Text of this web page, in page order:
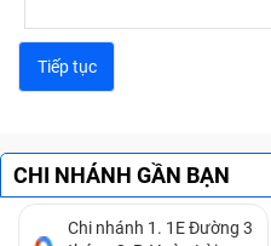
Laptop bị móp, méo gây
Những dấu hiệu
A540L (đã bao
thay vỏ
CHI NHÁNH GẦN BẠN
Chi nhánh 1. 1E Đường 3